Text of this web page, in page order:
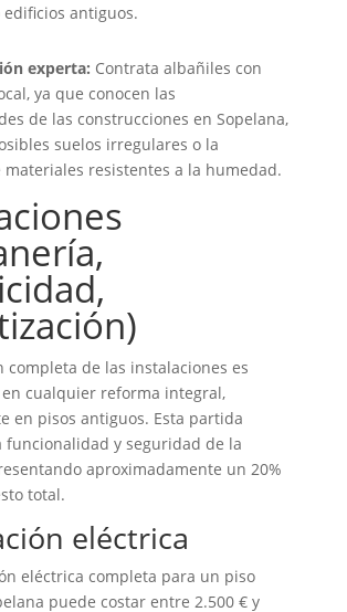
antiguos.
experta: Contrata albañiles con
ya que conocen las
de las construcciones en Sopelana,
suelos irregulares o la
materiales resistentes a la humedad.
completa de las instalaciones es
cualquier reforma integral,
en pisos antiguos. Esta partida
funcionalidad y seguridad de la
aproximadamente un 20%
total.
eléctrica
eléctrica completa para un piso
puede costar entre 2.500 € y